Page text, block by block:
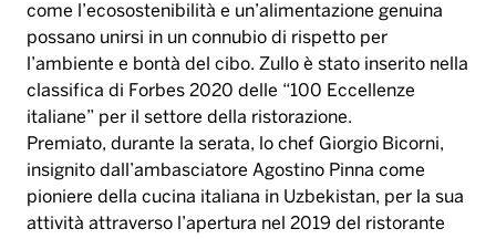
come l’ecosostenibilità e un’alimentazione genuina
possano unirsi in un connubio di rispetto per
l’ambiente e bontà del cibo. Zullo è stato inserito nella
classifica di Forbes 2020 delle “100 Eccellenze
italiane” per il settore della ristorazione.
Premiato, durante la serata, lo chef Giorgio Bicorni,
insignito dall’ambasciatore Agostino Pinna come
pioniere della cucina italiana in Uzbekistan, per la sua
attività attraverso l’apertura nel 2019 del ristorante